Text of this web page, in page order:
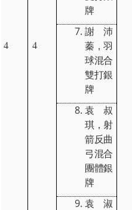
4 4
牌
謝沛
蓁，羽
球混合
雙打銀
牌
袁叔
琪，射
箭反曲
弓混合
團體銀
牌
袁淑